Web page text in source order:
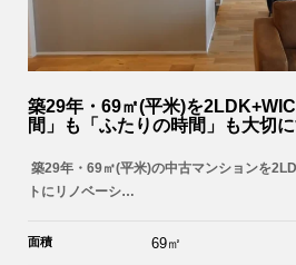
築29年・69㎡(平米)を
間」も「ふたりの時間」も大切
築29年・69㎡(平米)の中古マンションを
トにリノベーシ…
面積 69㎡